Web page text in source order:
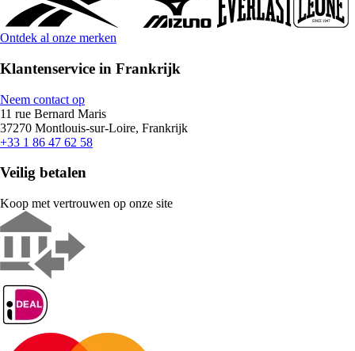
Ontdek al onze merken
Klantenservice in Frankrijk
Neem contact op
11 rue Bernard Maris
37270 Montlouis-sur-Loire, Frankrijk
+33 1 86 47 62 58
Veilig betalen
Koop met vertrouwen op onze site